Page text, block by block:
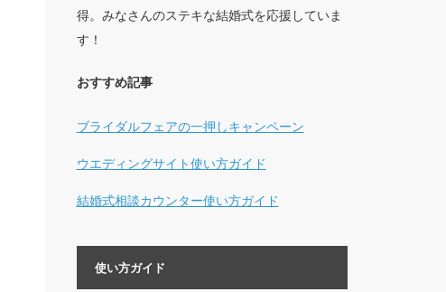
得。みなさんのステキな結婚式を応援していま
す！
おすすめ記事
ブライダルフェアの一押しキャンペーン
ウエディングサイト使い方ガイド
結婚式相談カウンター使い方ガイド
使い方ガイド